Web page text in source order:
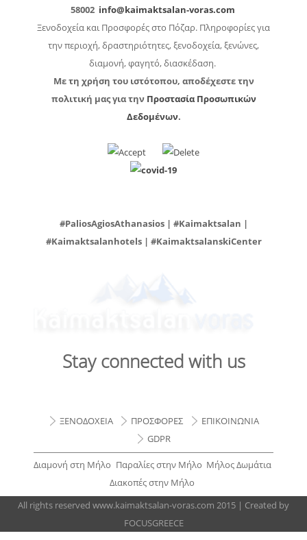
58002 info@kaimaktsalan-voras.com
Ξενοδοχεία και Προσφορές στο Πόζαρ. Πληροφορίες για
την περιοχή, δραστηριότητες, ξενοδοχεία, ξενώνες,
διαμονή, φαγητό, διασκέδαση.
Με τη χρήση του ιστότοπου, αποδέχεστε την
πολιτική μας για την Προστασία Προσωπικών
Δεδομένων.
#PaliosAgiosAthanasios | #Kaimaktsalan |
#Kaimaktsalanhotels | #KaimaktsalanskiCenter
Stay connected with us
ΞΕΝΟΔΟΧΕΙΑ ΠΡΟΣΦΟΡΕΣ
ΕΠΙΚΟΙΝΩΝΙΑ
GDPR
Διαμονή στη Μήλο Παραλίες στην Μήλο Μήλος Δωμάτια
Διακοπές στην Μήλο
All rights reserved www.kaimaktsalan-voras.com 2015 | Created by
FOCUSGREECE